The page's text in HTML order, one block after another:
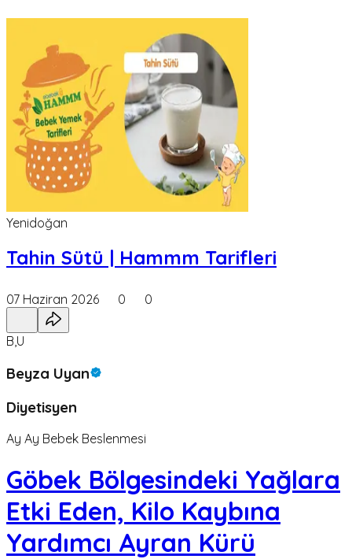
Yenidoğan
Tahin Sütü | Hammm Tarifleri
07 Haziran 2026 0 0
B,U
Beyza Uyan
Diyetisyen
Ay Ay Bebek Beslenmesi
Göbek Bölgesindeki Yağlara
Etki Eden, Kilo Kaybına
Yardımcı Ayran Kürü